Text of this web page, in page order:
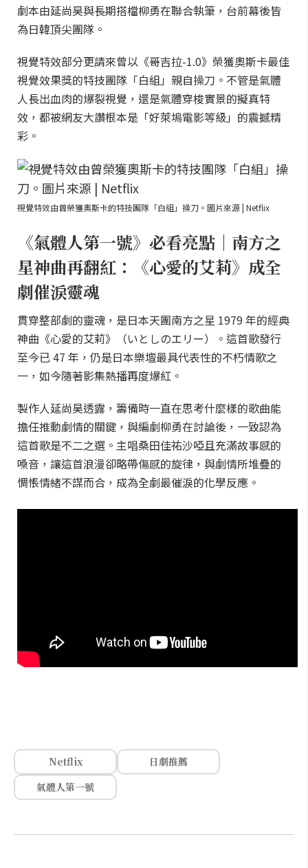
劇本由延尚昊與長期搭檔柳勇在聯合執筆，台前幕後皆
為日韓頂尖團隊。
視覺特效部分更請來曾以《哥吉拉-1.0》榮獲奧斯卡最佳
視覺效果獎的特技團隊「白組」親自操刀。不管是氣體
人長出血肉的爆裂視覺，還是氣體穿梭實景的擬真特
效，都被網友大讚根本是「好萊塢電影等級」的震撼精
彩。
視覺特效由曾榮獲奧斯卡的特技團隊「白組」操刀。圖片來源 | Netflix
《氣體人第一號》必看亮點｜南方之
星神曲再翻紅：《心愛的艾莉》成全
劇催淚靈魂
貫穿整部劇的靈魂，是日本天團南方之星 1979 年的經典
神曲《心愛的艾莉》（いとしのエリー）。這首歌發行
至今已 47 年，仍是日本樂壇最具代表性的不朽情歌之
一，如今隨著影集熱播再度爆紅。
製作人延尚昊透露，籌備時一直在思考什麼樣的歌曲能
擔任推動劇情的關鍵，與編劇柳勇在討論後，一致認為
這首歌是不二之選。主唱桑田佳祐沙啞且充滿故事感的
嗓音，讓這首浪漫卻略帶傷感的旋律，與劇情所堆疊的
惆悵情緒不謀而合，成為全劇最催淚的化學反應。
Netflix
日劇推薦
氣體人第一號